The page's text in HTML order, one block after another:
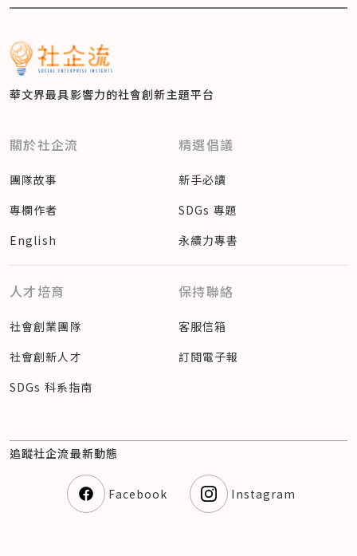
Insights Report on Corporate Social Advocacy》指出，
聲明（Green Claims）》政策研究文件中也指出，市場上有
53% 的綠色宣稱提供模糊、誤導或缺乏根據的資訊，40% 的宣
稱缺乏支持證據。
利害關係人對於企業的檢視趨於嚴格，更在意企業為什麼投入？
立信任」。
談企業競爭力，常會想到產品、技術、成本、通路與人才；但在
當代市場環境中，企業是否被信任，也會影響顧客是否願意選
擇、員工是否願意認同、投資人是否相信其長期價值。
從企業社會責任，到企業社會倡議
企業溝通的骨幹正從企業社會責任，走向企業社會倡議。
會、支持公益。但談及企業社會倡議，大家進一步關注的是：企
更多人理解與行動，進而創造出具體的社會改變、以及可被檢驗
專注探討企業溝通與責任的《Corporate Communications:
企業的角色正在改變，它不只是社會議題的支持者，也可能成為
企業社會倡議的 3 大價值
當信任作為企業長期資產，社會倡議不只是增加曝光度，更能累
積 3 種深度影響力：建立具公共性的話語權、改善市場與營運
華文界最具影響力的社會創新主題平台
關於社企流
團隊故事
專欄作者
English
精選倡議
新手必讀
SDGs 專題
永續力專書
人才培育
社會創業團隊
社會創新人才
SDGs 科系指南
保持聯絡
客服信箱
訂閱電子報
追蹤社企流最新動態
Facebook Instagram